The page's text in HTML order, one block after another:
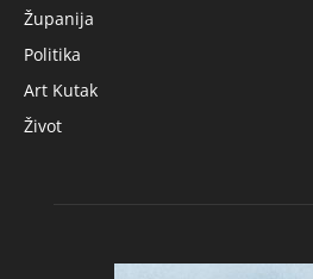
Županija
Politika
Art Kutak
Život